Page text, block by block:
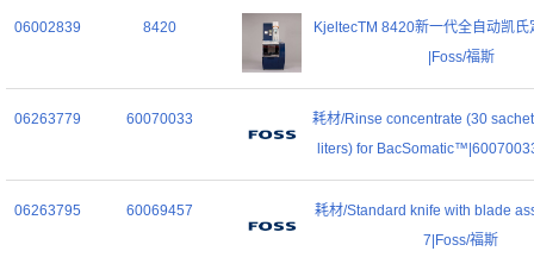
06002839 8420
KjeltecTM 8420新一代全自动凯
|Foss/福斯
06263779 60070033
耗材/Rinse concentrate (30
liters) for
06263795 60069457
耗材/Standard knife with blade
7|Foss/福斯